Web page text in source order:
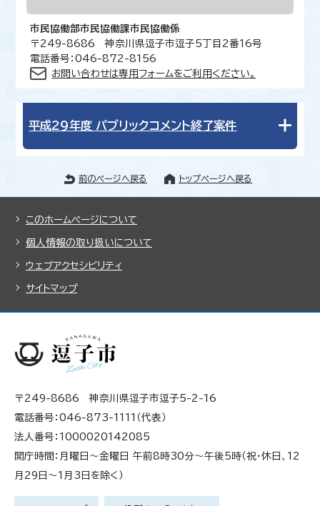
市民協働部市民協働課市民協働係
〒249-8686 神奈川県逗子市逗子5丁目2番16号
電話番号：046-872-8156
お問い合わせは専用フォームをご利用ください。
平成29年度 パブリックコメント終了案件
前のページへ戻る トップページへ戻る
このホームページについて
個人情報の取り扱いについて
ウェブアクセシビリティ
サイトマップ
〒249-8686 神奈川県逗子市逗子5-2-16
電話番号：046-873-1111（代表）
法人番号：1000020142085
開庁時間：月曜日～金曜日 午前8時30分～午後5時（祝・休日、12
月29日～1月3日を除く）